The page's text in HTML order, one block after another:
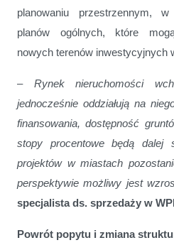
planowaniu przestrzennym,
planów ogólnych, które
nowych terenów inwestycyjnych
– Rynek nieruchomości
jednocześnie oddziałują na
finansowania, dostępność
stopy procentowe będą dalej
projektów w miastach
perspektywie możliwy jest
specjalista ds. sprzedaży w
Powrót popytu i zmiana